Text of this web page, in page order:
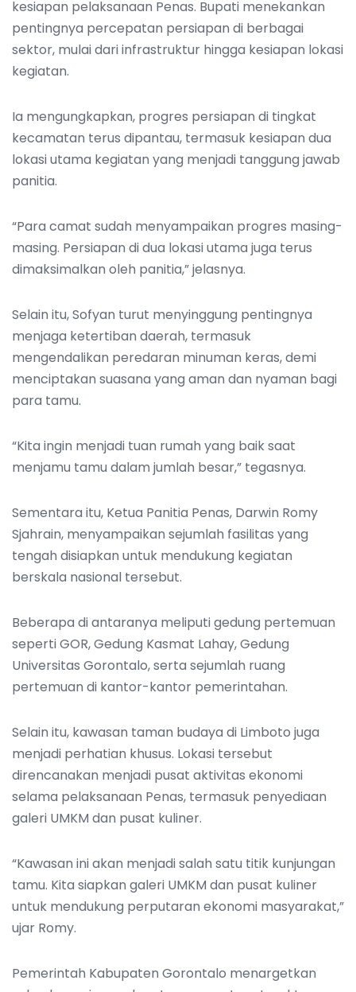
kesiapan pelaksanaan Penas. Bupati menekankan
pentingnya percepatan persiapan di berbagai
sektor, mulai dari infrastruktur hingga kesiapan lokasi
kegiatan.
Ia mengungkapkan, progres persiapan di tingkat
kecamatan terus dipantau, termasuk kesiapan dua
lokasi utama kegiatan yang menjadi tanggung jawab
panitia.
“Para camat sudah menyampaikan progres masing-
masing. Persiapan di dua lokasi utama juga terus
dimaksimalkan oleh panitia,” jelasnya.
Selain itu, Sofyan turut menyinggung pentingnya
menjaga ketertiban daerah, termasuk
mengendalikan peredaran minuman keras, demi
menciptakan suasana yang aman dan nyaman bagi
para tamu.
“Kita ingin menjadi tuan rumah yang baik saat
menjamu tamu dalam jumlah besar,” tegasnya.
Sementara itu, Ketua Panitia Penas, Darwin Romy
Sjahrain, menyampaikan sejumlah fasilitas yang
tengah disiapkan untuk mendukung kegiatan
berskala nasional tersebut.
Beberapa di antaranya meliputi gedung pertemuan
seperti GOR, Gedung Kasmat Lahay, Gedung
Universitas Gorontalo, serta sejumlah ruang
pertemuan di kantor-kantor pemerintahan.
Selain itu, kawasan taman budaya di Limboto juga
menjadi perhatian khusus. Lokasi tersebut
direncanakan menjadi pusat aktivitas ekonomi
selama pelaksanaan Penas, termasuk penyediaan
galeri UMKM dan pusat kuliner.
“Kawasan ini akan menjadi salah satu titik kunjungan
tamu. Kita siapkan galeri UMKM dan pusat kuliner
untuk mendukung perputaran ekonomi masyarakat,”
ujar Romy.
Pemerintah Kabupaten Gorontalo menargetkan